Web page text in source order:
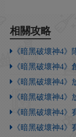
相關攻略
《暗黑破壞神4
《暗黑破壞神4
《暗黑破壞神4
《暗黑破壞神4
《暗黑破壞神4
《暗黑破壞神4